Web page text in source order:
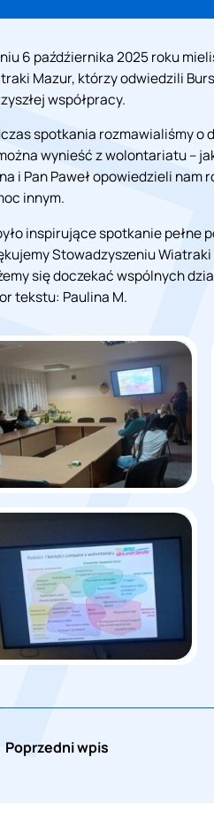
6 paźdźiernika 2025 roku
Mazur, którzy odwiedzili
współpracy.
spotkania rozmawialiśmy o
wynieść z wolontariatu –
i Pan Paweł opowiedzieli
innym.
inspirujące spotkanie pełne
Stowadzyszeniu
się doczekać wspólnych
tekstu: Paulina M.
Poprzedniwpis